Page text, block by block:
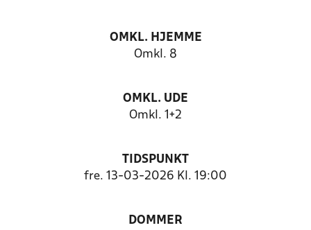
OMKL. HJEMME
Omkl. 8
OMKL. UDE
Omkl. 1+2
TIDSPUNKT
fre. 13-03-2026 Kl. 19:00
DOMMER